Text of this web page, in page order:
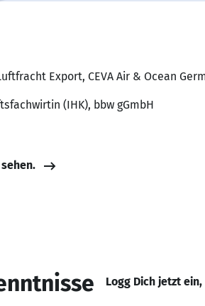
Export, CEVA Air & Ocean
(IHK), bbw gGmbH
Logg Dich jetzt